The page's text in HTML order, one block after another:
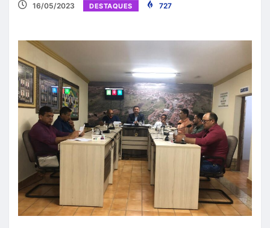
16/05/2023 DESTAQUES 727